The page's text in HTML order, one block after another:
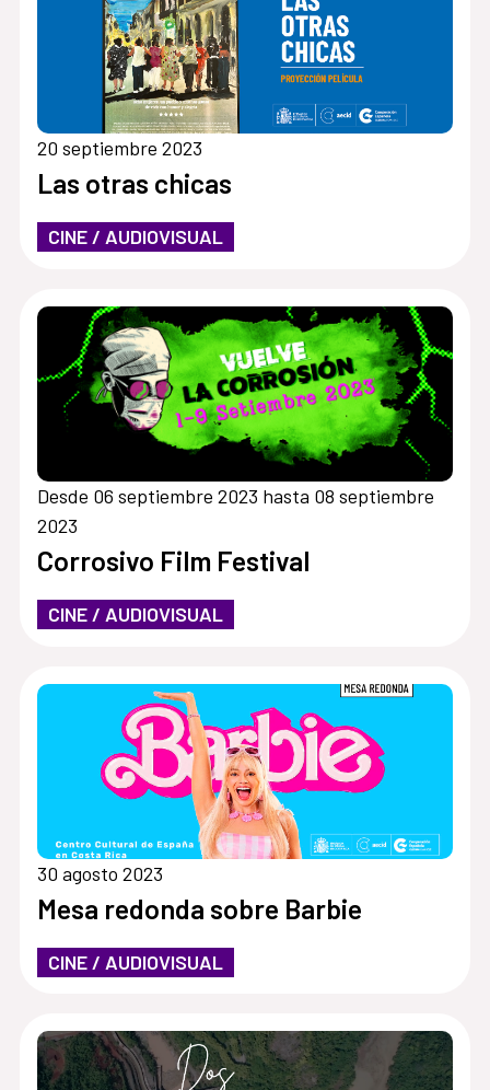
20 septiembre 2023
Las otras chicas
CINE / AUDIOVISUAL
Desde 06 septiembre 2023 hasta 08 septiembre
2023
Corrosivo Film Festival
CINE / AUDIOVISUAL
30 agosto 2023
Mesa redonda sobre Barbie
CINE / AUDIOVISUAL